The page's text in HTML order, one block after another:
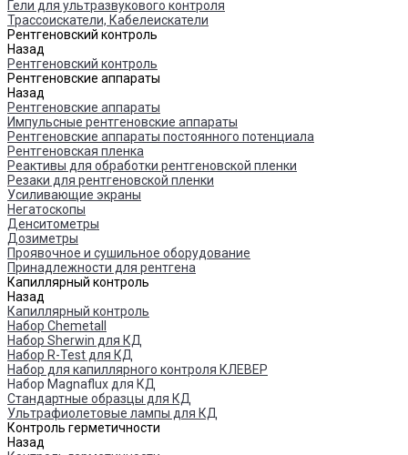
Гели для ультразвукового контроля
Трассоискатели, Кабелеискатели
Рентгеновский контроль
Назад
Рентгеновский контроль
Рентгеновские аппараты
Назад
Рентгеновские аппараты
Импульсные рентгеновские аппараты
Рентгеновские аппараты постоянного потенциала
Рентгеновская пленка
Реактивы для обработки рентгеновской пленки
Резаки для рентгеновской пленки
Усиливающие экраны
Негатоскопы
Денситометры
Дозиметры
Проявочное и сушильное оборудование
Принадлежности для рентгена
Капиллярный контроль
Назад
Капиллярный контроль
Набор Chemetall
Набор Sherwin для КД
Набор R-Test для КД
Набор для капиллярного контроля КЛЕВЕР
Набор Magnaflux для КД
Стандартные образцы для КД
Ультрафиолетовые лампы для КД
Контроль герметичности
Назад